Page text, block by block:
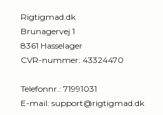
Rigtigmad.dk
Brunagervej 1
8361 Hasselager
CVR-nummer: 43324470
Telefonnr. : 71991031
E-mail: support@rigtigmad.dk